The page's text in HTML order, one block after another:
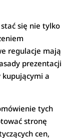
stać się nie tylko
regulacje mają
prezentacji
kupującymi a
tych
stronę
cen,